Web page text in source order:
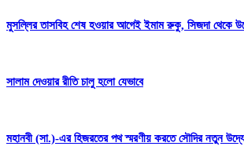
মুসল্লির তাসবিহ শেষ হওয়ার আগেই ইমাম রুকু, সিজদা থেকে
সালাম দেওয়ার রীতি চালু হলো যেভাবে
মহানবী (সা.)-এর হিজরতের পথ স্মরণীয় করতে সৌদির নতুন